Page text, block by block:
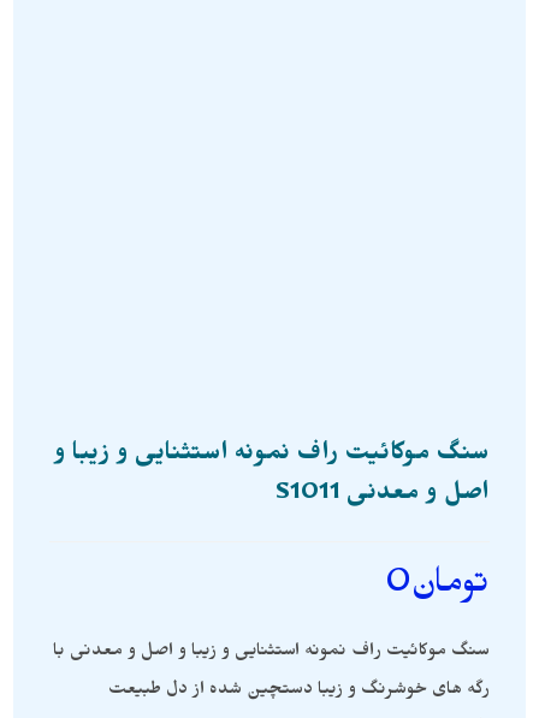
سنگ موکائیت راف نمونه استثنایی و زیبا و
اصل و معدنی S1011
تومان0
سنگ موکائیت راف نمونه استثنایی و زیبا و اصل و معدنی با
رگه های خوشرنگ و زیبا دستچین شده از دل طبیعت